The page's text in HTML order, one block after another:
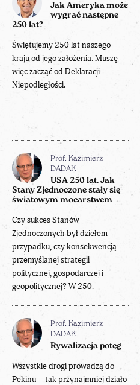
Jak Ameryka może
wygrać następne
250 lat?
Świętujemy 250 lat naszego
kraju od jego założenia. Muszę
więc zacząć od Deklaracji
Niepodległości.
Prof. Kazimierz
DADAK
USA 250 lat. Jak
Stany Zjednoczone stały się
światowym mocarstwem
Czy sukces Stanów
Zjednoczonych był dziełem
przypadku, czy konsekwencją
przemyślanej strategii
politycznej, gospodarczej i
geopolitycznej? W 250.
Prof. Kazimierz
DADAK
Rywalizacja potęg
Wszystkie drogi prowadzą do
Pekinu – tak przynajmniej działo